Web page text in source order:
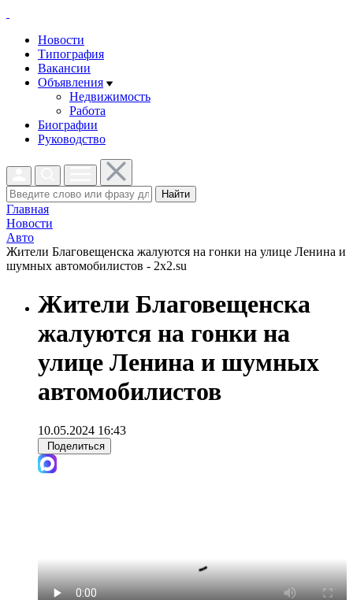
Новости
Типография
Вакансии
Объявления
Недвижимость
Работа
Биографии
Руководство
Найти
Главная
Новости
Авто
Жители Благовещенска жалуются на гонки на улице Ленина и
шумных автомобилистов - 2x2.su
Жители Благовещенска
жалуются на гонки на
улице Ленина и шумных
автомобилистов
10.05.2024 16:43
Поделиться